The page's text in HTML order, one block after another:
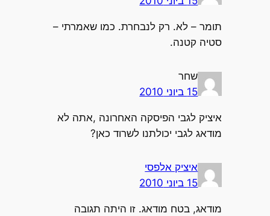
תומר – לא. רק לנבחרת. כמו שאמרתי –
סטיה קטנה.
שחר
15 ביוני 2010
איציק לגבי הפיסקה האחרונה ,אתה לא
מודאג לגבי יכולתנו לשרוד כאן?
איציק אלפסי
15 ביוני 2010
מודאג, בטח מודאג. זו היתה תגובה